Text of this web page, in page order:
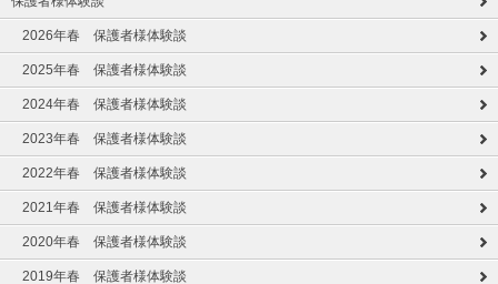
2026年春 保護者様体験談
2025年春 保護者様体験談
2024年春 保護者様体験談
2023年春 保護者様体験談
2022年春 保護者様体験談
2021年春 保護者様体験談
2020年春 保護者様体験談
2019年春 保護者様体験談